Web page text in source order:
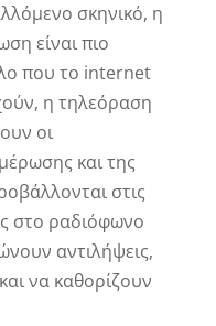
σκηνικό, η
είναι πιο
που το internet
η τηλεόραση
οι
και της
στις
στο ραδιόφωνο
αντιλήψεις,
να καθορίζουν